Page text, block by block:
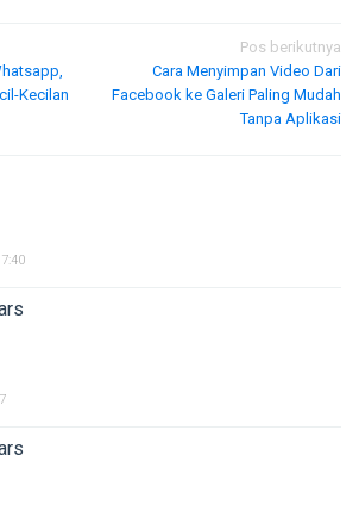
Kecilan
Pos berikutnya
Cara Menyimpan Video Dari
Facebook ke Galeri Paling Mudah
Tanpa Aplikasi